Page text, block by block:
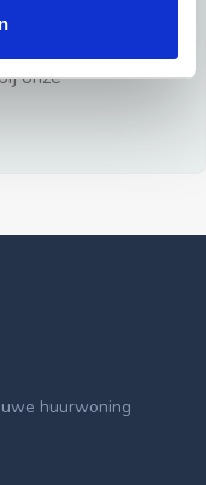
onze
huurwoning